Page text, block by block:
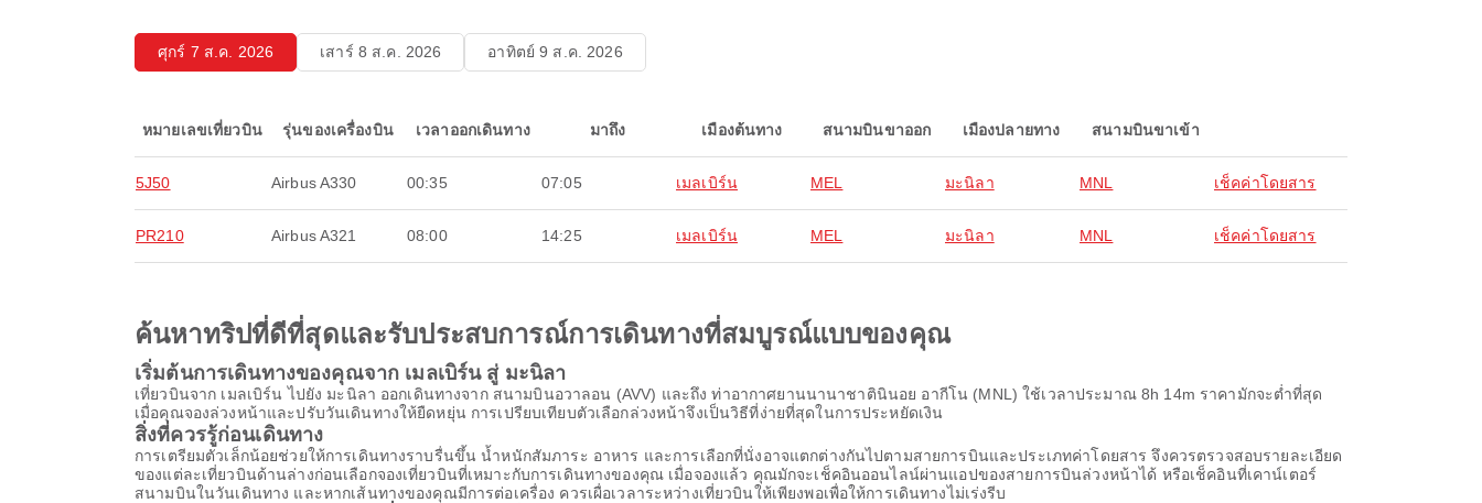
ศุกร์ 7 ส.ค. 2026 เสาร์ 8 ส.ค. 2026 อาทิตย์ 9 ส.ค. 2026
หมายเลขเที่ยวบิน รุ่นของเครื่องบิน เวลาออกเดินทาง มาถึง เมืองต้นทาง สนามบินขาออก เมืองปลายทาง สนามบินขาเข้า
5J50 Airbus A330 00:35 07:05 เมลเบิร์น MEL มะนิลา MNL เช็คค่าโดยสาร
PR210 Airbus A321 08:00 14:25 เมลเบิร์น MEL มะนิลา MNL เช็คค่าโดยสาร
ค้นหาทริปที่ดีที่สุดและรับประสบการณ์การเดินทางที่สมบูรณ์แบบของคุณ
เริ่มต้นการเดินทางของคุณจาก เมลเบิร์น สู่ มะนิลา
เที่ยวบินจาก เมลเบิร์น ไปยัง มะนิลา ออกเดินทางจาก สนามบินอวาลอน (AVV) และถึง ท่าอากาศยานนานาชาตินินอย อากีโน (MNL) ใช้เวลาประมาณ 8h 14m ราคามักจะต่ำที่สุด
เมื่อคุณจองล่วงหน้าและปรับวันเดินทางให้ยืดหยุ่น การเปรียบเทียบตัวเลือกล่วงหน้าจึงเป็นวิธีที่ง่ายที่สุดในการประหยัดเงิน
สิ่งที่ควรรู้ก่อนเดินทาง
การเตรียมตัวเล็กน้อยช่วยให้การเดินทางราบรื่นขึ้น น้ำหนักสัมภาระ อาหาร และการเลือกที่นั่งอาจแตกต่างกันไปตามสายการบินและประเภทค่าโดยสาร จึงควรตรวจสอบรายละเอียด
ของแต่ละเที่ยวบินด้านล่างก่อนเลือกจองเที่ยวบินที่เหมาะกับการเดินทางของคุณ เมื่อจองแล้ว คุณมักจะเช็คอินออนไลน์ผ่านแอปของสายการบินล่วงหน้าได้ หรือเช็คอินที่เคาน์เตอร์
สนามบินในวันเดินทาง และหากเส้นทางของคุณมีการต่อเครื่อง ควรเผื่อเวลาระหว่างเที่ยวบินให้เพียงพอเพื่อให้การเดินทางไม่เร่งรีบ